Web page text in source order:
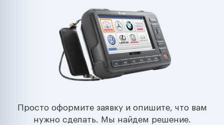
Просто оформите заявку и опишите, что вам
нужно сделать. Мы найдем решение.